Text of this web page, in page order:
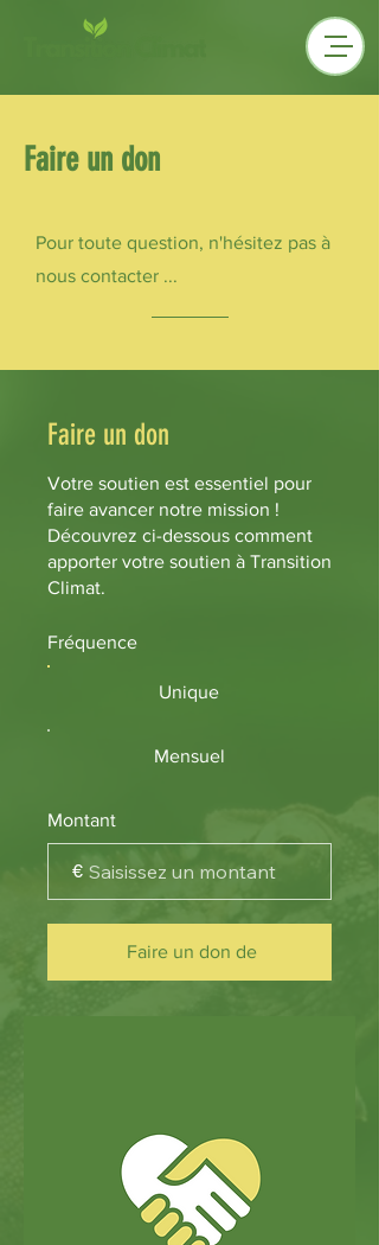
Faire un don
Pour toute question, n'hésitez pas à
nous contacter ...
Faire un don
Votre soutien est essentiel pour
faire avancer notre mission !
Découvrez ci-dessous comment
apporter votre soutien à Transition
Climat.
Fréquence
Unique
Mensuel
Montant
€
Faire un don de